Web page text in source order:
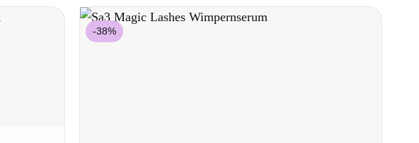
-38%